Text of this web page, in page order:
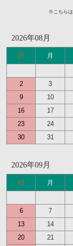
※こちらは
2026年08月
日 月
2
3
9
10
16
17
23
24
30
31
2026年09月
日 月
6
7
13
14
20
21